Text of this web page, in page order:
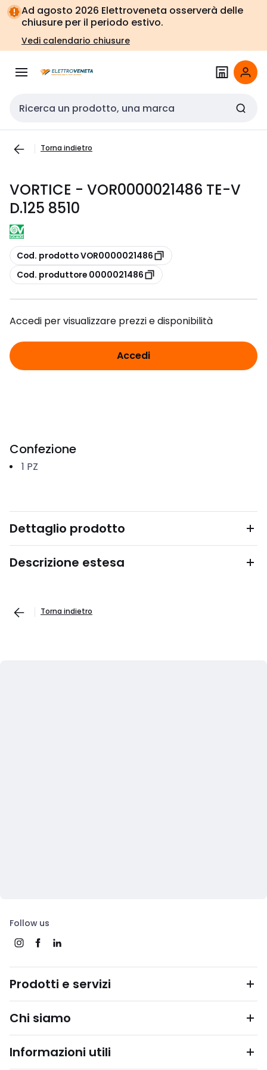
Vai alla
navigazione
Vai
alla
pagina
Ad agosto 2026 Elettroveneta osserverà delle
chiusure per il periodo estivo.
Vedi calendario chiusure
Cerca input
Torna indietro
VORTICE - VOR0000021486 TE-V
D.125 8510
copia
Cod. prodotto VOR0000021486
copia
Cod. produttore 0000021486
Accedi per visualizzare prezzi e disponibilità
Accedi
Confezione
1 PZ
Dettaglio prodotto
Descrizione estesa
Torna indietro
Follow us
Prodotti e servizi
Chi siamo
Informazioni utili